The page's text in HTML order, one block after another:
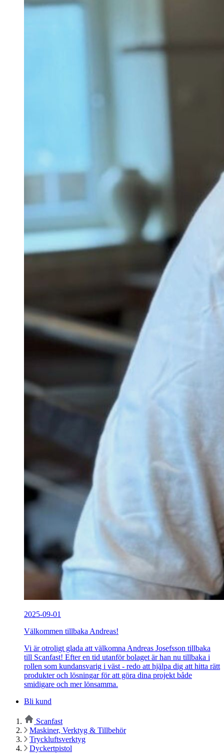
2025-09-01
Välkommen tillbaka Andreas!
Vi är otroligt glada att välkomna Andreas Josefsson tillbaka
till Scanfast! Efter en tid utanför bolaget är han nu tillbaka i
rollen som kundansvarig i väst - redo att hjälpa dig att hitta rätt
produkter och lösningar för att göra dina projekt både
smidigare och mer lönsamma.
Bli kund
Scanfast
Maskiner, Verktyg & Tillbehör
Tryckluftsverktyg
Dyckertpistol